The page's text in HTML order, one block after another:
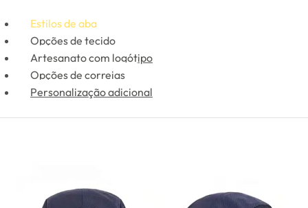
Estilos de aba
Opções de tecido
Artesanato com logótipo
Opções de correias
Personalização adicional